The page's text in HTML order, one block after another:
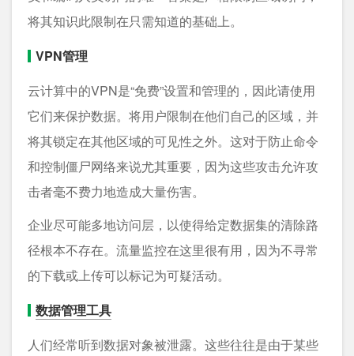
将其知识此限制在只需知道的基础上。
VPN管理
云计算中的VPN是“免费”设置和管理的，因此请使用
它们来保护数据。将用户限制在他们自己的区域，并
将其锁定在其他区域的可见性之外。这对于防止命令
和控制僵尸网络来说尤其重要，因为这些攻击允许攻
击者毫不费力地造成大量伤害。
企业尽可能多地访问层，以使得给定数据集的清除路
径根本不存在。流量监控在这里很有用，因为不寻常
的下载或上传可以标记为可疑活动。
数据管理工具
人们经常听到数据对象被泄露。这些往往是由于某些